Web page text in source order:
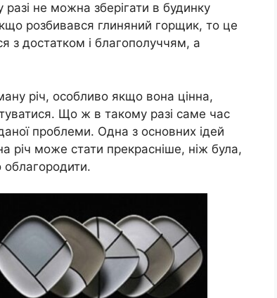
не можна зберігати в будинку
розбивався глиняний горщик, то це
з достатком і благополуччям, а
річ, особливо якщо вона цінна,
Що ж в такому разі саме час
проблеми. Одна з основних ідей
річ може стати прекрасніше, ніж була,
облагородити.